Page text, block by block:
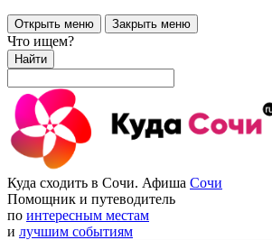
Открыть меню Закрыть меню
Что ищем?
Найти
Куда сходить в Сочи. Афиша Сочи
Помощник и путеводитель
по интересным местам
и лучшим событиям